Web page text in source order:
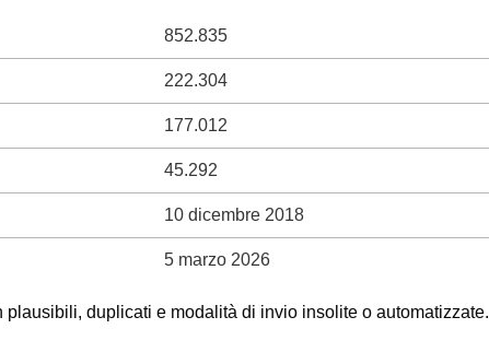
852.835
222.304
177.012
45.292
10 dicembre 2018
5 marzo 2026
duplicati e modalità di invio insolite o automatizzate.